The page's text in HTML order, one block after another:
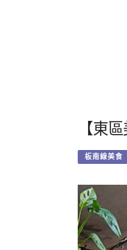
【東
板南線美食